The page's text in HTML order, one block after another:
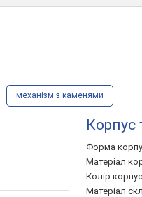
механізм з каменями
Корпус
Форма
Матеріал
Колір
Матеріал